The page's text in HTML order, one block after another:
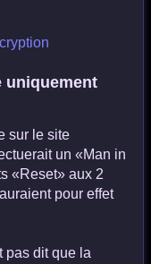
uniquement
sur le site
un «Man in
«Reset» aux 2
pour effet
pas dit que la